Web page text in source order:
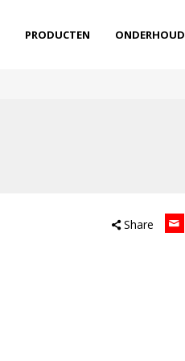
PRODUCTEN ONDERHOUD
Share